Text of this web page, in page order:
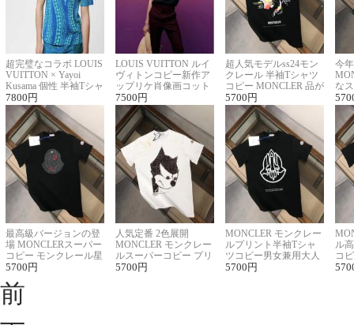
超完璧なコラボ LOUIS
VUITTON × Yayoi
Kusama 個性 半袖Tシャ
ツコピー男女兼用
7800 円
LOUIS VUITTON ルイ
ヴィトンコピー新作ア
ップリケ肖像画コット
ンニット半袖Tシャツ
7500 円
超人気モデルss24モン
クレール 半袖Tシャツ
コピー MONCLER 品が
良く見た目
5700 円
今
な
ル
最高級バージョンの登
場 MONCLERスーパー
コピー モンクレール星
座半袖Tシャツ
5700 円
人気定番 2色展開
MONCLER モンクレー
ルスーパーコピー プリ
ント半袖Tシャツ
5700 円
MONCLER モンクレー
ルプリント半袖Tシャ
ツコピー男女兼用大人
可愛い春夏コーデ
5700 円
ル
コ
ィ
前